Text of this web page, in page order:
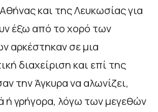
και της Λευκωσίας για
έξω από το χορό των
αρκέστηκαν σε μια
διαχείριση και επί της
την Άγκυρα να αλωνίζει,
ή γρήγορα, λόγω των μεγεθών